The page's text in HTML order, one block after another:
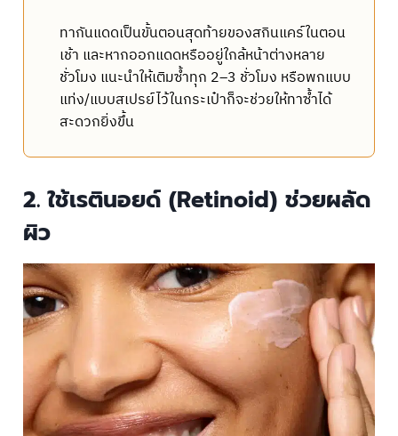
ทากันแดดเป็นขั้นตอนสุดท้ายของสกินแคร์ในตอน
เช้า และหากออกแดดหรืออยู่ใกล้หน้าต่างหลาย
ชั่วโมง แนะนำให้เติมซ้ำทุก 2–3 ชั่วโมง หรือพกแบบ
แท่ง/แบบสเปรย์ไว้ในกระเป๋าก็จะช่วยให้ทาซ้ำได้
สะดวกยิ่งขึ้น
2. ใช้เรตินอยด์ (Retinoid) ช่วยผลัด
ผิว